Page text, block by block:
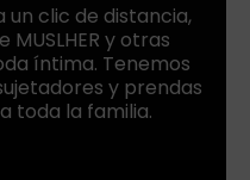
un clic de distancia,
y otras
íntima. Tenemos
y prendas
toda la familia.